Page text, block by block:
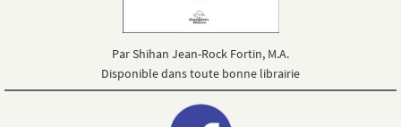
Par Shihan Jean-Rock Fortin, M.A.
Disponible dans toute bonne librairie